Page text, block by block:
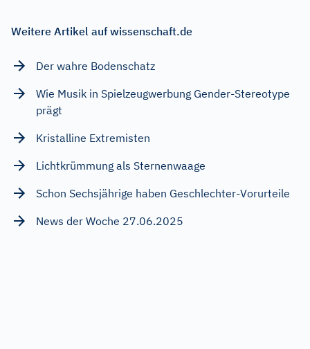
Weitere Artikel auf wissenschaft.de
Der wahre Bodenschatz
Wie Musik in Spielzeugwerbung Gender-Stereotype
prägt
Kristalline Extremisten
Lichtkrümmung als Sternenwaage
Schon Sechsjährige haben Geschlechter-Vorurteile
News der Woche 27.06.2025